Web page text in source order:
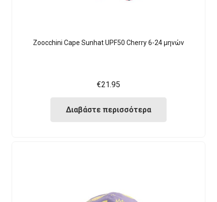
Zoocchini Cape Sunhat UPF50 Cherry 6-24 μηνών
€21.95
Διαβάστε περισσότερα